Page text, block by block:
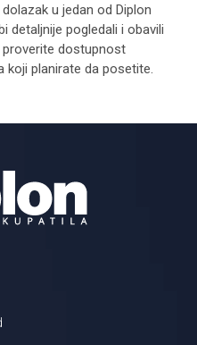
u jedan od Diplon
detaljnije pogledali i obavili
proverite dostupnost
koji planirate da posetite.